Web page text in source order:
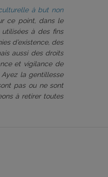
à but non
ce point, dans le
à des fins
d’existence, des
aussi des droits
et vigilance de
la gentillesse
pas ou ne sont
à retirer toutes